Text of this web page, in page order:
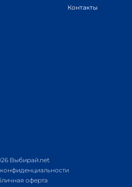
Контакты
Выбирай.net
оферта